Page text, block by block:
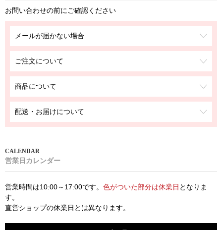
お問い合わせの前にご確認ください
メールが届かない場合
ご注文について
商品について
配送・お届けについて
営業日カレンダー
営業時間は10:00～17:00です。 色がついた部分は休業日 となりま
す。
直営ショップの休業日とは異なります。